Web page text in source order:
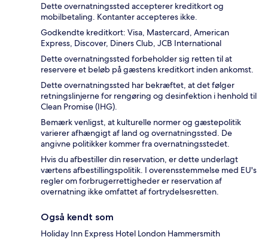
Dette overnatningssted accepterer kreditkort og
mobilbetaling. Kontanter accepteres ikke.
Godkendte kreditkort: Visa, Mastercard, American
Express, Discover, Diners Club, JCB International
Dette overnatningssted forbeholder sig retten til at
reservere et beløb på gæstens kreditkort inden ankomst.
Dette overnatningssted har bekræftet, at det følger
retningslinjerne for rengøring og desinfektion i henhold til
Clean Promise (IHG).
Bemærk venligst, at kulturelle normer og gæstepolitik
varierer afhængigt af land og overnatningssted. De
angivne politikker kommer fra overnatningsstedet.
Hvis du afbestiller din reservation, er dette underlagt
værtens afbestillingspolitik. I overensstemmelse med EU's
regler om forbrugerrettigheder er reservation af
overnatning ikke omfattet af fortrydelsesretten.
Også kendt som
Holiday Inn Express Hotel London Hammersmith